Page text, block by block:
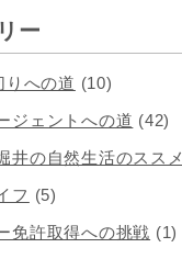
ー
りへの道 (10)
ジェントへの道 (42)
井の自然生活のススメ
フ (5)
免許取得への挑戦 (1)